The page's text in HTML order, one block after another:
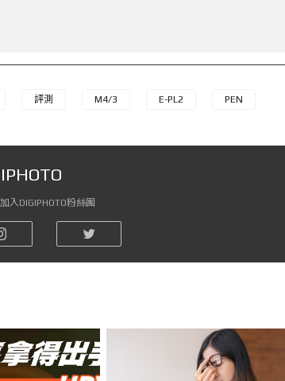
評測 M4/3 E-PL2 PEN
入DIGIPHOTO粉絲團